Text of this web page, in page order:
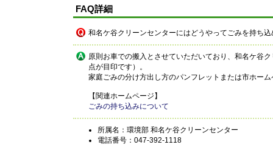
FAQ詳細
和名ケ谷クリーンセンターにはどうやってごみを持ち
原則お車での搬入とさせていただいており、和名ケ谷
点が目印です）。
家庭ごみの分け方出し方のパンフレットまたは市ホー
【関連ホームページ】
ごみの持ち込みについて
所属名：環境部 和名ケ谷クリーンセンター
電話番号：047-392-1118